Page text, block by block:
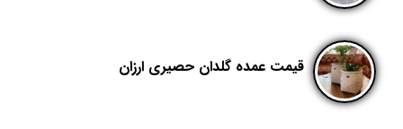
قیمت عمده گلدان حصیری ارزان